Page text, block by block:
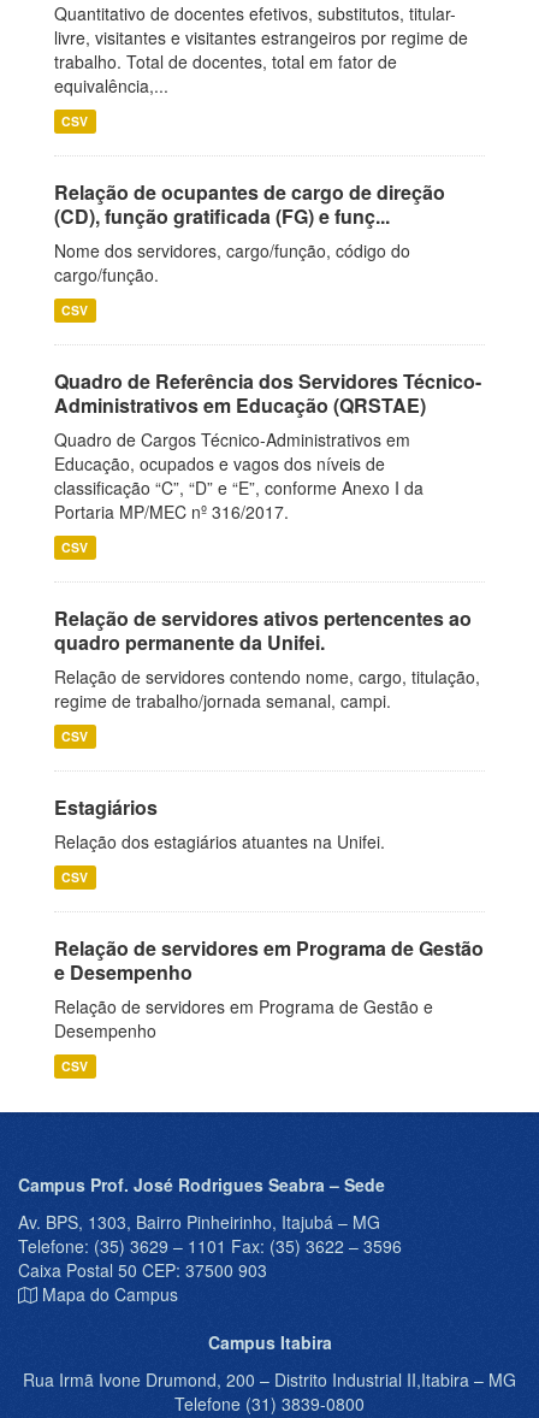
Quantitativo de docentes efetivos, substitutos, titular-
livre, visitantes e visitantes estrangeiros por regime de
trabalho. Total de docentes, total em fator de
equivalência,...
CSV
Relação de ocupantes de cargo de direção
(CD), função gratificada (FG) e funç...
Nome dos servidores, cargo/função, código do
cargo/função.
CSV
Quadro de Referência dos Servidores Técnico-
Administrativos em Educação (QRSTAE)
Quadro de Cargos Técnico-Administrativos em
Educação, ocupados e vagos dos níveis de
classificação “C”, “D” e “E”, conforme Anexo I da
Portaria MP/MEC nº 316/2017.
CSV
Relação de servidores ativos pertencentes ao
quadro permanente da Unifei.
Relação de servidores contendo nome, cargo, titulação,
regime de trabalho/jornada semanal, campi.
CSV
Estagiários
Relação dos estagiários atuantes na Unifei.
CSV
Relação de servidores em Programa de Gestão
e Desempenho
Relação de servidores em Programa de Gestão e
Desempenho
CSV
Campus Prof. José Rodrigues Seabra – Sede
Av. BPS, 1303, Bairro Pinheirinho, Itajubá – MG
Telefone: (35) 3629 – 1101 Fax: (35) 3622 – 3596
Caixa Postal 50 CEP: 37500 903
Mapa do Campus
Campus Itabira
Rua Irmã Ivone Drumond, 200 – Distrito Industrial II,Itabira – MG
Telefone (31) 3839-0800